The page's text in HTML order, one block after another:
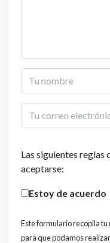
Las siguientes reglas
aceptarse:
Estoy de acuerdo
Este formulario recopila
para que podamos